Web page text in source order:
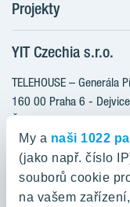
My a naši 1022
(jako např. číslo
souborů cookie
na vašem
Postup koupě
Klientské změny
Aktuality
Blog
Kariéra
O nás
YIT PLUS
Projekty
RANTA Barrandov III
RANTA Barrandov IV
TOIVO Roztyly II
KALEVALA
VIRTA Kladno
KATTILA Kamýk
YIT Czechia s.r.o.
TELEHOUSE – Generála
160 00 Praha 6 - Dejvice
Česká republika
800 200 666
domov@yit.cz